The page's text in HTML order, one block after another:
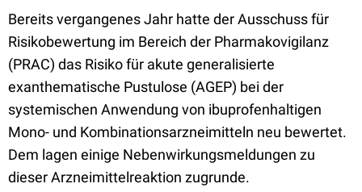
Bereits vergangenes Jahr hatte der Ausschuss für
Risikobewertung im Bereich der Pharmakovigilanz
(PRAC) das Risiko für akute generalisierte
exanthematische Pustulose (AGEP) bei der
systemischen Anwendung von ibuprofenhaltigen
Mono- und Kombinationsarzneimitteln neu bewertet.
Dem lagen einige Nebenwirkungsmeldungen zu
dieser Arzneimittelreaktion zugrunde.